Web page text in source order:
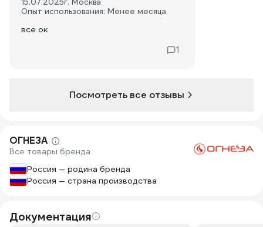
15.07.2025г. Москва
Опыт использования: Менее месяца
все ок
1
Посмотреть все отзывы
ОГНЕЗА
Все товары бренда
Россия — родина бренда
Россия — страна производства
Документация